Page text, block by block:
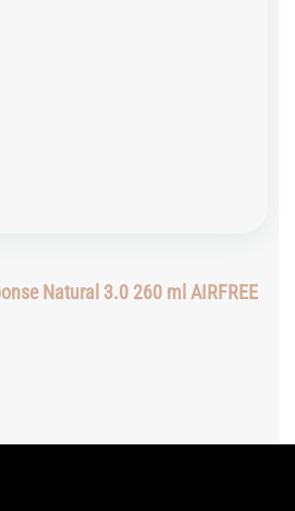
Natural 3.0 260 ml AIRFREE